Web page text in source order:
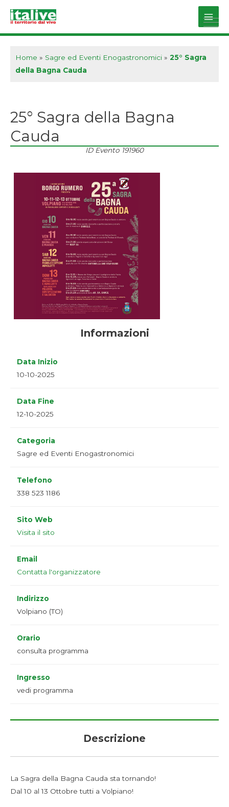
Main
Home » Sagre ed Eventi Enogastronomici » 25° Sagra
della Bagna Cauda
25° Sagra della Bagna
Cauda
ID Evento 191960
Informazioni
Data Inizio
10-10-2025
Data Fine
12-10-2025
Categoria
Sagre ed Eventi Enogastronomici
Telefono
338 523 1186
Sito Web
Visita il sito
Email
Contatta l'organizzatore
Indirizzo
Volpiano (TO)
Orario
consulta programma
Ingresso
vedi programma
Descrizione
La Sagra della Bagna Cauda sta tornando!
Dal 10 al 13 Ottobre tutti a Volpiano!